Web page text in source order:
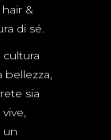
&
di sé.
sia
un